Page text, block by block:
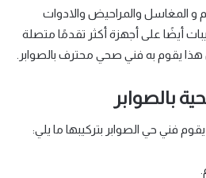
و المغاسل والمراحيض والادوات
أيضًا على أجهزة أكثر تقدمًا متصلة
يقوم به فني صحي محترف بالصوابر.
بالصوابر
فني حي الصوابر بتركيبها ما يلي: